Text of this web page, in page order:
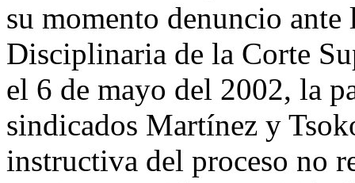
su momento denuncio
Disciplinaria de la Corte
el 6 de mayo del 2002, la
sindicados Martínez y
instructiva del proceso no